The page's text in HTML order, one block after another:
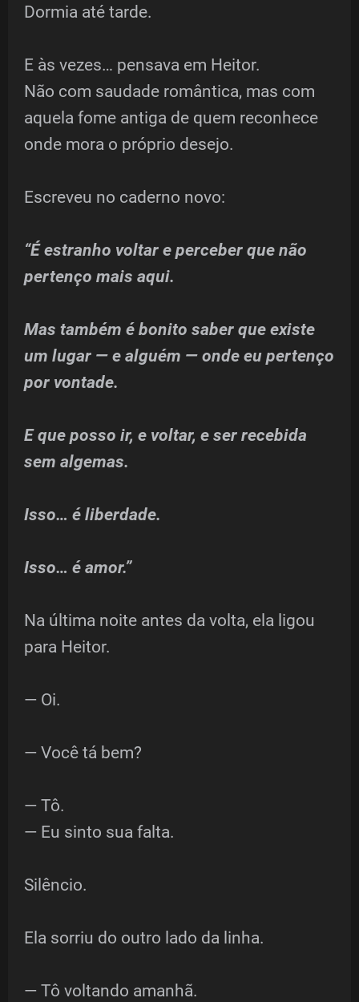
Dormia até tarde.
E às vezes… pensava em Heitor.
Não com saudade romântica, mas com
aquela fome antiga de quem reconhece
onde mora o próprio desejo.
Escreveu no caderno novo:
“É estranho voltar e perceber que não
pertenço mais aqui.
Mas também é bonito saber que existe
um lugar — e alguém — onde eu pertenço
por vontade.
E que posso ir, e voltar, e ser recebida
sem algemas.
Isso… é liberdade.
Isso… é amor.”
Na última noite antes da volta, ela ligou
para Heitor.
— Oi.
— Você tá bem?
— Tô.
— Eu sinto sua falta.
Silêncio.
Ela sorriu do outro lado da linha.
— Tô voltando amanhã.